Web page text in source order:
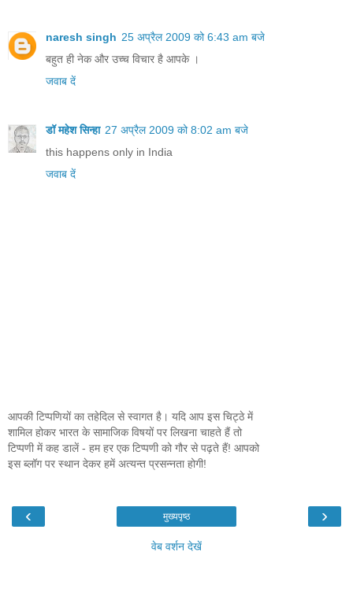
naresh singh 25 अप्रैल 2009 को 6:43 am बजे
बहुत ही नेक और उच्च विचार है आपके ।
जवाब दें
डॉ महेश सिन्हा 27 अप्रैल 2009 को 8:02 am बजे
this happens only in India
जवाब दें
आपकी टिप्पणियों का तहेदिल से स्वागत है। यदि आप इस चिट्ठे में
शामिल होकर भारत के सामाजिक विषयों पर लिखना चाहते हैं तो
टिप्पणी में कह डालें - हम हर एक टिप्पणी को गौर से पढ़ते हैं! आपको
इस ब्लॉग पर स्थान देकर हमें अत्यन्त प्रसन्नता होगी!
‹ ›
मुख्यपृष्ठ
वेब वर्शन देखें